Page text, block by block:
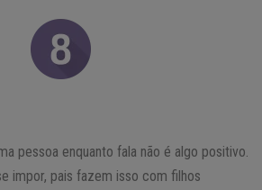
pessoa enquanto fala não é algo positivo.
impor, pais fazem isso com filhos